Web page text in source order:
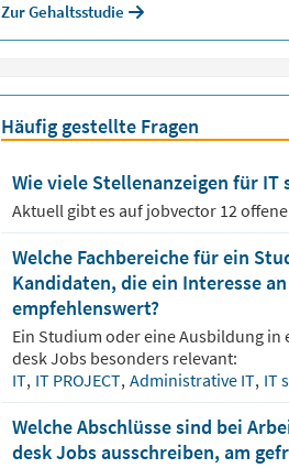
Zur Gehaltsstudie
Häufig gestellte Fragen
Wie viele Stellenanzeigen für IT
Aktuell gibt es auf jobvector 12
Welche Fachbereiche für ein
Kandidaten, die ein Interesse
empfehlenswert?
Ein Studium oder eine Ausbildung
deskJobs besonders relevant:
IT, IT PROJECT, Administrative IT, IT
Welche Abschlüsse sind bei
desk Jobs ausschreiben, am